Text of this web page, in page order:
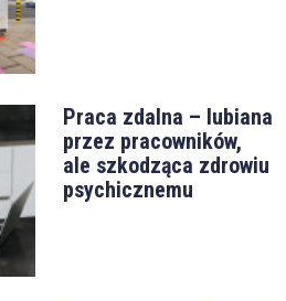
Praca zdalna – lubiana
przez pracowników,
ale szkodząca zdrowiu
psychicznemu